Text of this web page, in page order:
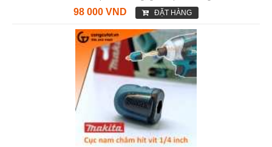
98 000 VND ĐẶT HÀNG